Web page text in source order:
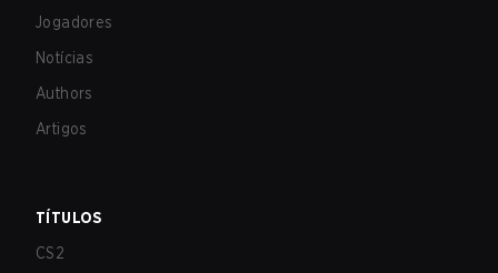
Jogadores
Notícias
Authors
Artigos
TÍTULOS
CS2